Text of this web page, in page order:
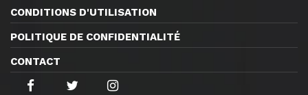
CONDITIONS D'UTILISATION
POLITIQUE DE CONFIDENTIALITÉ
CONTACT